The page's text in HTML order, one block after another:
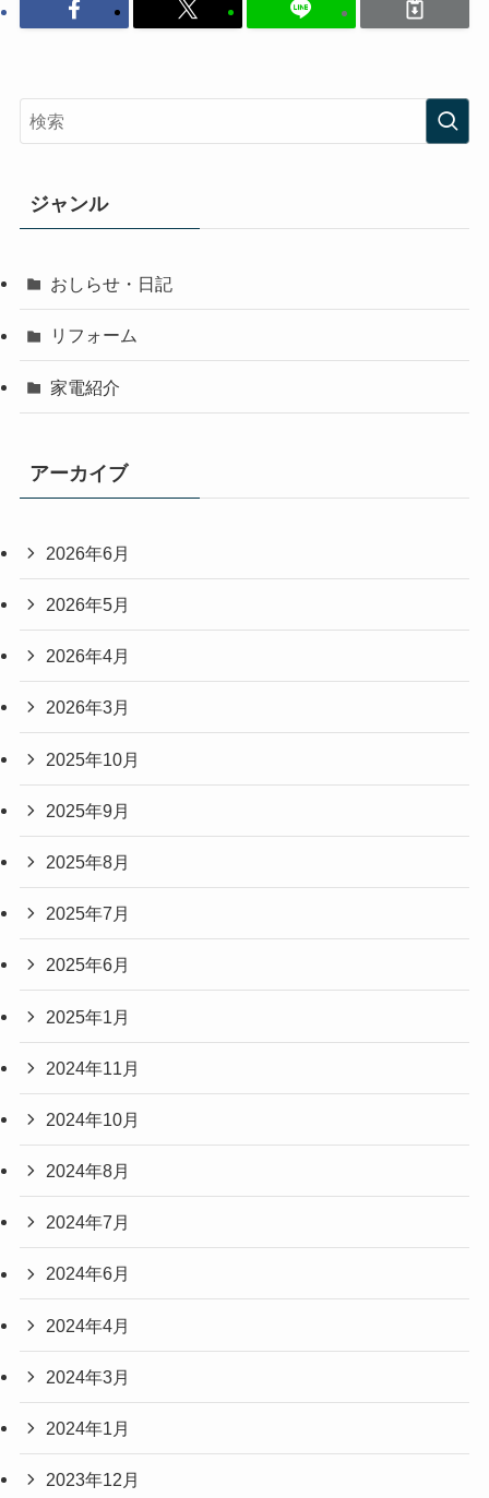
ジャンル
おしらせ・日記
リフォーム
家電紹介
アーカイブ
2026年6月
2026年5月
2026年4月
2026年3月
2025年10月
2025年9月
2025年8月
2025年7月
2025年6月
2025年1月
2024年11月
2024年10月
2024年8月
2024年7月
2024年6月
2024年4月
2024年3月
2024年1月
2023年12月